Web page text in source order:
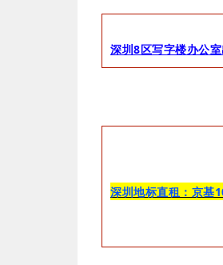
深圳8区写字楼办公
深圳地标直租：京基